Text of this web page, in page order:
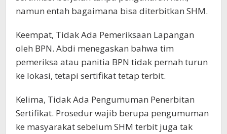
namun entah bagaimana bisa diterbitkan SHM.
Keempat, Tidak Ada Pemeriksaan Lapangan
oleh BPN. Abdi menegaskan bahwa tim
pemeriksa atau panitia BPN tidak pernah turun
ke lokasi, tetapi sertifikat tetap terbit.
Kelima, Tidak Ada Pengumuman Penerbitan
Sertifikat. Prosedur wajib berupa pengumuman
ke masyarakat sebelum SHM terbit juga tak